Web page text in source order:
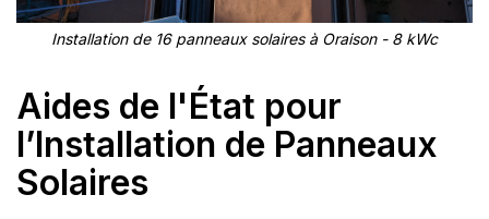
Installation de 16 panneaux solaires à Oraison - 8 kWc
Aides de l'État pour
l’Installation de Panneaux
Solaires